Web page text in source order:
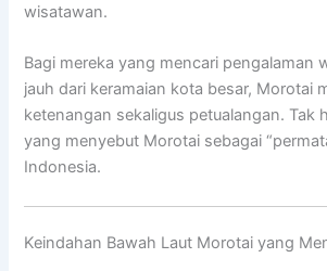
wisatawan.
Bagi mereka yang mencari pengalaman
jauh dari keramaian kota besar, Morotai
ketenangan sekaligus petualangan. Tak
yang menyebut Morotai sebagai
Indonesia.
Keindahan Bawah Laut Morotai yang